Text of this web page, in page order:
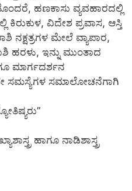
ಹಣಕಾಸು ವ್ಯವಹಾರದಲ್ಲಿ
ಕಿರುಕುಳ, ವಿದೇಶ ಪ್ರವಾಸ, ಆಸ್ತಿ
ನಕ್ಷತ್ರಗಳ ಮೇಲೆ ವ್ಯಾಪಾರ,
ಹರಳು, ಇನ್ನು ಮುಂತಾದ
ಮಾರ್ಗದರ್ಶನ
ಸಮಸ್ಯೆಗಳ ಸಮಾಲೋಚನೆಗಾಗಿ
ಹಾಗೂ ನಾಡಿಶಾಸ್ತ್ರ